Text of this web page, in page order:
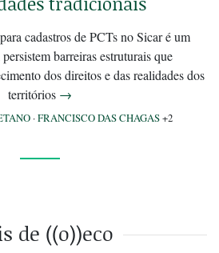
cadastros de PCTs no Sicar é um
barreiras estruturais que
dos direitos e das realidades dos
territórios →
·FRANCISCO DAS CHAGAS+2
de ((o))eco